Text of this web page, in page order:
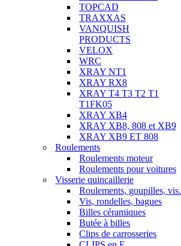
TOPCAD
TRAXXAS
VANQUISH
PRODUCTS
VELOX
WRC
XRAY NT1
XRAY RX8
XRAY T4 T3 T2 T1
T1FK05
XRAY XB4
XRAY XB8, 808 et XB9
XRAY XB9 ET 808
Roulements
Roulements moteur
Roulements pour voitures
Visserie quincaillerie
Roulements, goupilles, vis.
Vis, rondelles, bagues
Billes céramiques
Butée à billes
Clips de carrosseries